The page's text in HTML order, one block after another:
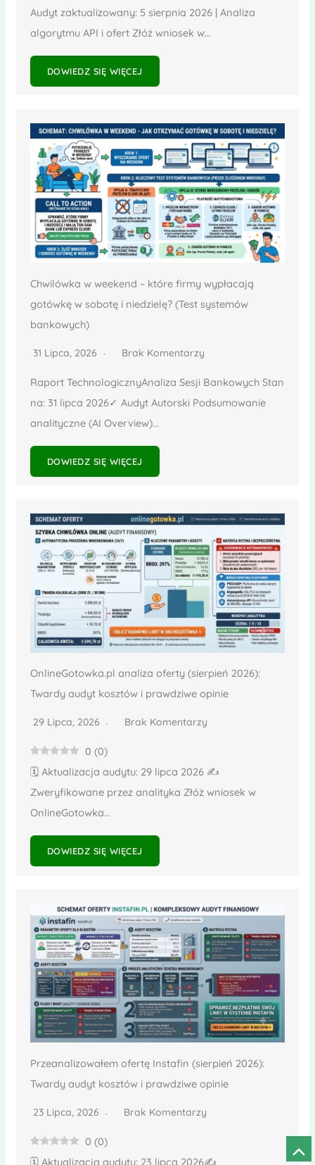
Audyt zaktualizowany: 5 sierpnia 2026 | Analiza
algorytmu API i ofert Złóż wniosek w...
DOWIEDZ SIĘ WIĘCEJ
Chwilówka w weekend – które firmy wypłacają
gotówkę w sobotę i niedzielę? (Test systemów
bankowych)
31 Lipca, 2026 Brak Komentarzy
Raport TechnologicznyAnaliza Sesji Bankowych Stan
na: 31 lipca 2026✓ Audyt Autorski Podsumowanie
analityczne (AI Overview)...
DOWIEDZ SIĘ WIĘCEJ
OnlineGotowka.pl analiza oferty (sierpień 2026):
Twardy audyt kosztów i prawdziwe opinie
29 Lipca, 2026 Brak Komentarzy
0 (0)
🗓️ Aktualizacja audytu: 29 lipca 2026 ✍️
Zweryfikowane przez analityka Złóż wniosek w
OnlineGotowka...
DOWIEDZ SIĘ WIĘCEJ
Przeanalizowałem ofertę Instafin (sierpień 2026):
Twardy audyt kosztów i prawdziwe opinie
23 Lipca, 2026 Brak Komentarzy
0 (0)
🗓️ Aktualizacja audytu: 23 lipca 2026✍️